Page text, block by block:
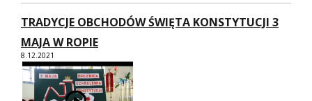
TRADYCJE OBCHODÓW ŚWIĘTA KONSTYTUCJI 3
MAJA W ROPIE
8.12.2021